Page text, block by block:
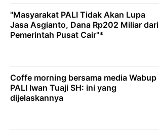
"Masyarakat PALI Tidak Akan Lupa
Jasa Asgianto, Dana Rp202 Miliar dari
Pemerintah Pusat Cair"*
Coffe morning bersama media Wabup
PALI Iwan Tuaji SH: ini yang
dijelaskannya